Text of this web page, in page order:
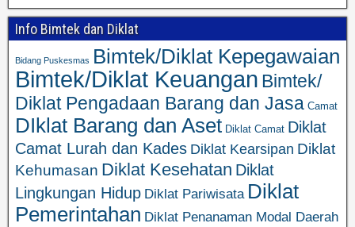
Info Bimtek dan Diklat
Bidang Puskesmas Bimtek/Diklat Kepegawaian
Bimtek/Diklat Keuangan Bimtek/
Diklat Pengadaan Barang dan Jasa Camat
DIklat Barang dan Aset Diklat Camat Diklat
Camat Lurah dan Kades Diklat Kearsipan Diklat
Kehumasan Diklat Kesehatan Diklat
Lingkungan Hidup Diklat Pariwisata Diklat
Pemerintahan Diklat Penanaman Modal Daerah